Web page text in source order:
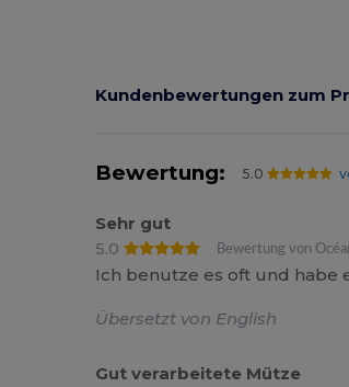
Kundenbewertungen zum
Bewertung: 5.0
Sehr gut
5.0
Bewertung von
Ich benutze es oft und habe
Übersetzt von English
Gut verarbeitete Mütze